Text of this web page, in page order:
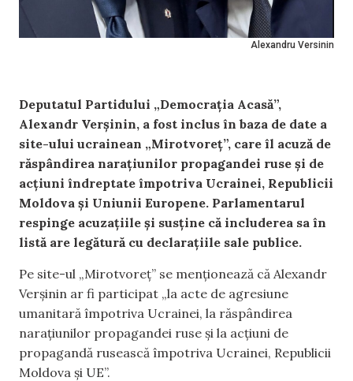
Alexandru Versinin
Deputatul Partidului „Democrația Acasă”,
Alexandr Verșinin, a fost inclus în baza de date a
site-ului ucrainean „Mirotvoreț”, care îl acuză de
răspândirea narațiunilor propagandei ruse și de
acțiuni îndreptate împotriva Ucrainei, Republicii
Moldova și Uniunii Europene. Parlamentarul
respinge acuzațiile și susține că includerea sa în
listă are legătură cu declarațiile sale publice.
Pe site-ul „Mirotvoreț” se menționează că Alexandr
Verșinin ar fi participat „la acte de agresiune
umanitară împotriva Ucrainei, la răspândirea
narațiunilor propagandei ruse și la acțiuni de
propagandă rusească împotriva Ucrainei, Republicii
Moldova și UE”.